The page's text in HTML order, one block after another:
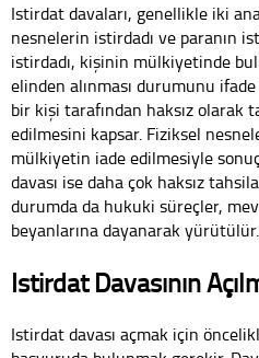
Istirdat davaları, genellikle iki
nesnelerin istirdadı ve paranın
istirdadı, kişinin mülkiyetinde
elinden alınması durumunu
bir kişi tarafından haksız olarak
edilmesini kapsar. Fiziksel
mülkiyetin iade edilmesiyle
davası ise daha çok haksız
durumda da hukuki süreçler,
beyanlarına dayanarak yürütülür.
Istirdat Davasının
Istirdat davası açmak için